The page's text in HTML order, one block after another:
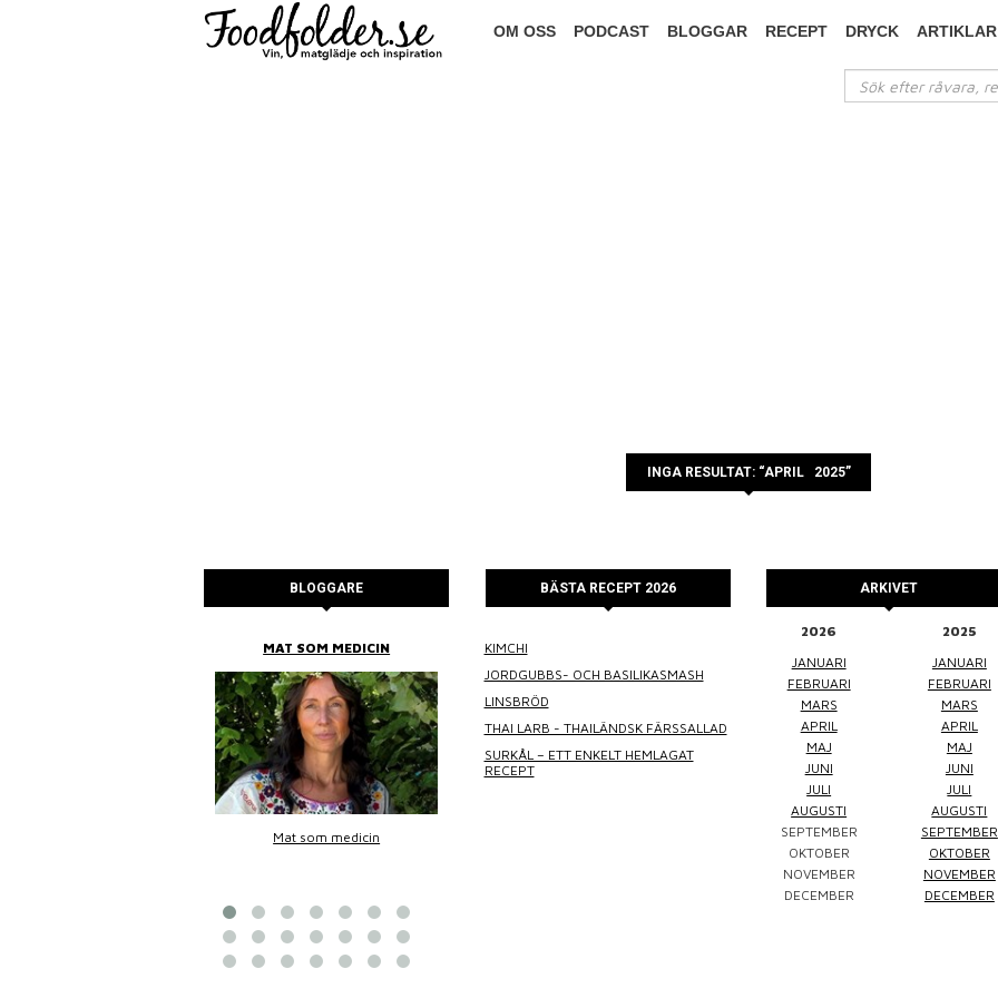
OM OSS PODCAST BLOGGAR RECEPT DRYCK ARTIKLAR
INGA RESULTAT: “APRIL 2025”
BLOGGARE
MAT SOM MEDICIN
Mat som medicin
WINEFLUENCER
Elke Jung
BÄSTA RECEPT 2026
KIMCHI
JORDGUBBS- OCH BASILIKASMASH
LINSBRÖD
THAI LARB - THAILÄNDSK FÄRSSALLAD
SURKÅL – ETT ENKELT HEMLAGAT
RECEPT
ARKIVET
2026
JANUARI
FEBRUARI
MARS
APRIL
MAJ
JUNI
JULI
AUGUSTI
SEPTEMBER
OKTOBER
NOVEMBER
DECEMBER
2025
JANUARI
FEBRUARI
MARS
APRIL
MAJ
JUNI
JULI
AUGUSTI
SEPTEMBER
OKTOBER
NOVEMBER
DECEMBER